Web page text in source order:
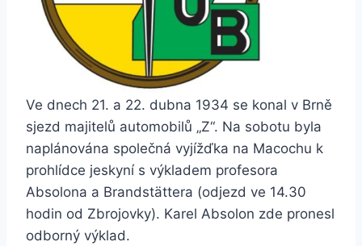
Ve dnech 21. a 22. dubna 1934 se konal v Brně
sjezd majitelů automobilů „Z“. Na sobotu byla
naplánována společná vyjížďka na Macochu k
prohlídce jeskyní s výkladem profesora
Absolona a Brandstättera (odjezd ve 14.30
hodin od Zbrojovky). Karel Absolon zde pronesl
odborný výklad.